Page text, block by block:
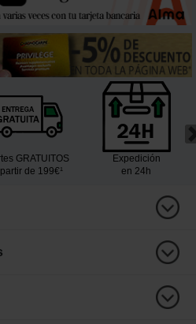
GRATUITOS
de 199€¹
Expedición
en 24h